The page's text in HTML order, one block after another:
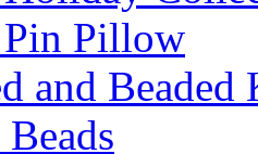
Pin Pillow
and Beaded